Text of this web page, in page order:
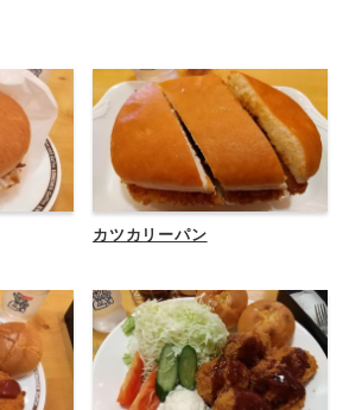
カツカリーパン